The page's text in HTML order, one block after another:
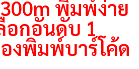
พิมพ์ง่าย
อกอันดับ 1
งพิมพ์บาร์โค้ด